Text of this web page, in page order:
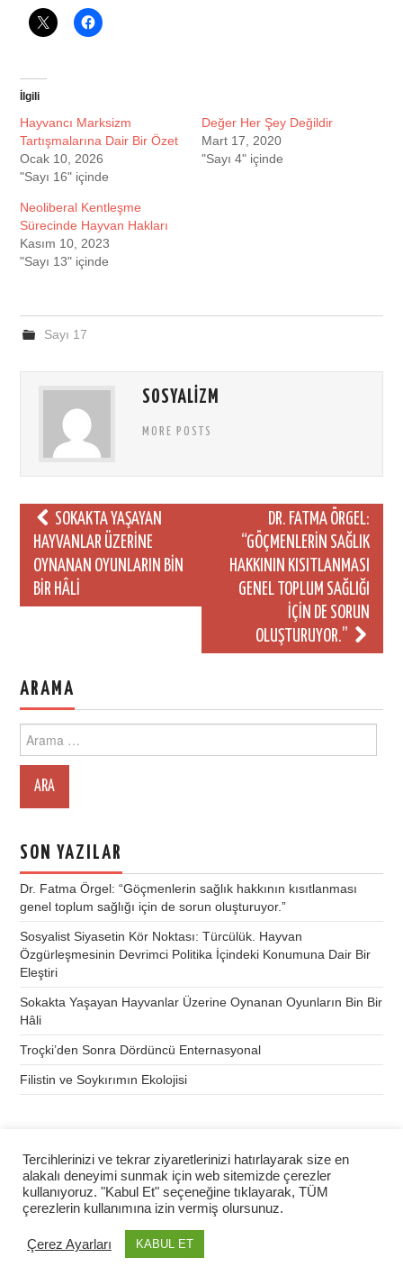
İlgili
Hayvancı Marksizm
Tartışmalarına Dair Bir Özet
Ocak 10, 2026
"Sayı 16" içinde
Değer Her Şey Değildir
Mart 17, 2020
"Sayı 4" içinde
Neoliberal Kentleşme
Sürecinde Hayvan Hakları
Kasım 10, 2023
"Sayı 13" içinde
Sayı 17
SOSYALIZM
MORE POSTS
Post
navigation
SOKAKTA YAŞAYAN
HAYVANLAR ÜZERINE
OYNANAN OYUNLARIN BIN
BIR HÂLI
DR. FATMA ÖRGEL:
“GÖÇMENLERIN SAĞLIK
HAKKININ KISITLANMASI
GENEL TOPLUM SAĞLIĞI
IÇIN DE SORUN
OLUŞTURUYOR.”
ARAMA
Search
for:
SON YAZILAR
Dr. Fatma Örgel: “Göçmenlerin sağlık hakkının kısıtlanması
genel toplum sağlığı için de sorun oluşturuyor.”
Sosyalist Siyasetin Kör Noktası: Türcülük. Hayvan
Özgürleşmesinin Devrimci Politika İçindeki Konumuna Dair Bir
Eleştiri
Sokakta Yaşayan Hayvanlar Üzerine Oynanan Oyunların Bin Bir
Hâli
Troçki’den Sonra Dördüncü Enternasyonal
Filistin ve Soykırımın Ekolojisi
Tercihlerinizi ve tekrar ziyaretlerinizi hatırlayarak size en
alakalı deneyimi sunmak için web sitemizde çerezler
kullanıyoruz. "Kabul Et" seçeneğine tıklayarak, TÜM
çerezlerin kullanımına izin vermiş olursunuz.
Çerez Ayarları KABUL ET